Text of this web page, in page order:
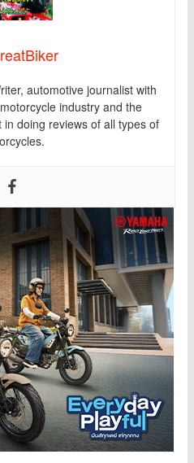
automotive journalist with
industry and the
doing reviews of all types of